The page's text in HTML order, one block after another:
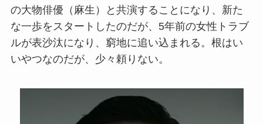
の大物俳優（麻生）と共演することになり、新た
な一歩をスタートしたのだが、5年前の女性トラブ
ルが表沙汰になり、窮地に追い込まれる。根はい
いやつなのだが、少々頼りない。